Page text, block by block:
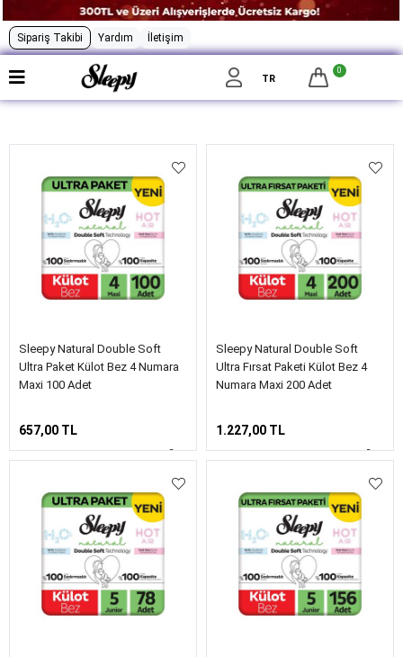
Sipariş Takibi Yardım İletişim
TR
0
Filtrele
Sleepy Natural Double Soft
Ultra Paket Külot Bez 4 Numara
Maxi 100 Adet
657,00 TL
Sleepy Natural Double Soft
Ultra Fırsat Paketi Külot Bez 4
Numara Maxi 200 Adet
1.227,00 TL